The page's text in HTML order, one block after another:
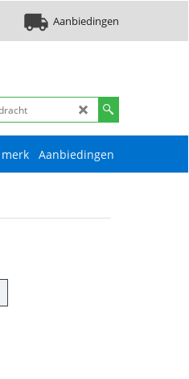
Aanbiedingen
Aanbiedingen